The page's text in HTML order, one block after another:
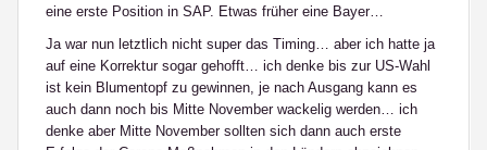
eine erste Position in SAP. Etwas früher eine Bayer…
Ja war nun letztlich nicht super das Timing… aber ich hatte ja
auf eine Korrektur sogar gehofft… ich denke bis zur US-Wahl
ist kein Blumentopf zu gewinnen, je nach Ausgang kann es
auch dann noch bis Mitte November wackelig werden… ich
denke aber Mitte November sollten sich dann auch erste